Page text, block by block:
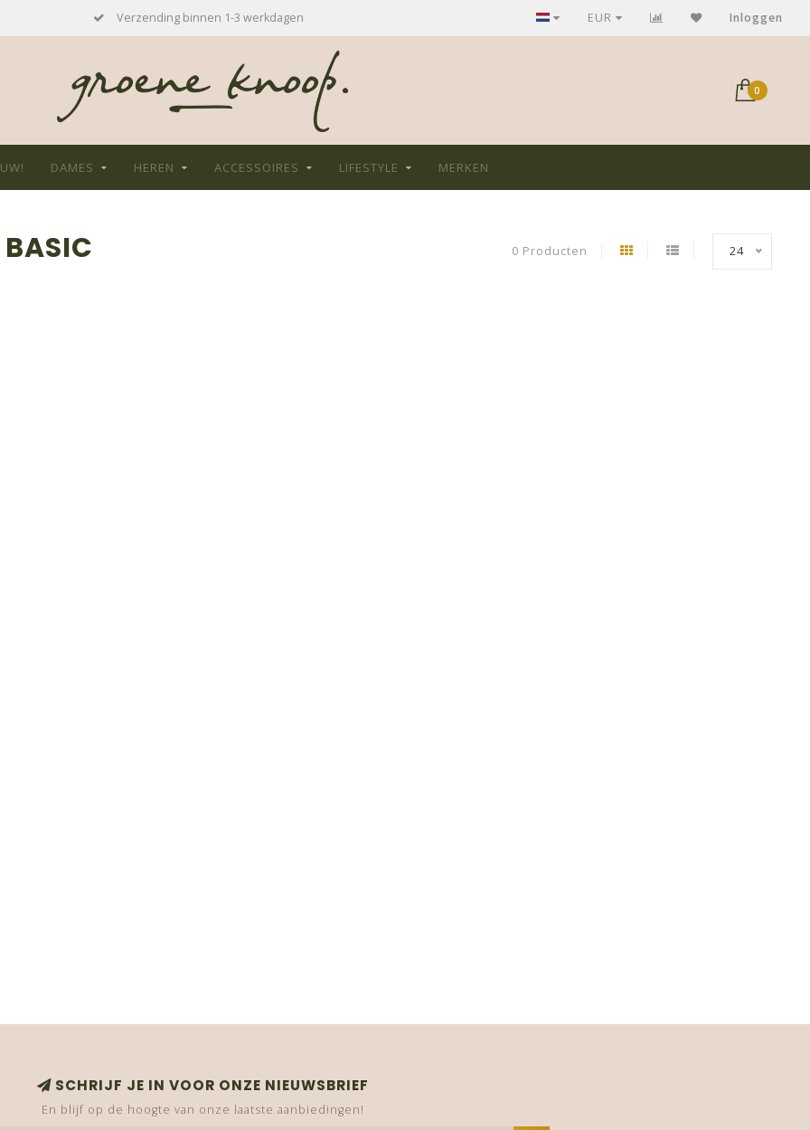
Verzending binnen 1-3 werkdagen GRATIS verzending bij aankoop > €75,-
EUR Inloggen
0
DAMES HEREN ACCESSOIRES LIFESTYLE MERKEN
0 Producten 24
SCHRIJF JE IN VOOR ONZE NIEUWSBRIEF
En blijf op de hoogte van onze laatste aanbiedingen!